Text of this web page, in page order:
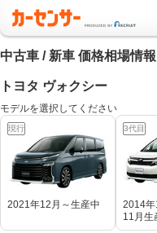
中古車 / 新車 価格相場情報
トヨタ ヴォクシー
モデルを選択してください
現行
2021年12月～生産中
3代目
2014
11月生